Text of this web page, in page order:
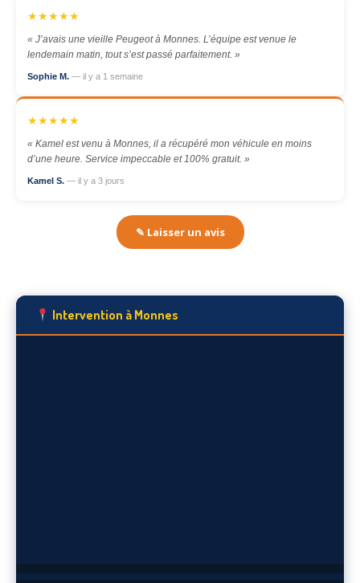
★★★★★
« J’avais une vieille Peugeot à Monnes. L’équipe est venue le
lendemain matin, tout s’est passé parfaitement. »
Sophie M. — il y a 1 semaine
★★★★★
« Kamel est venu à Monnes, il a récupéré mon véhicule en moins
d’une heure. Service impeccable et 100% gratuit. »
Kamel S. — il y a 3 jours
✎ Laisser un avis
Intervention à Monnes